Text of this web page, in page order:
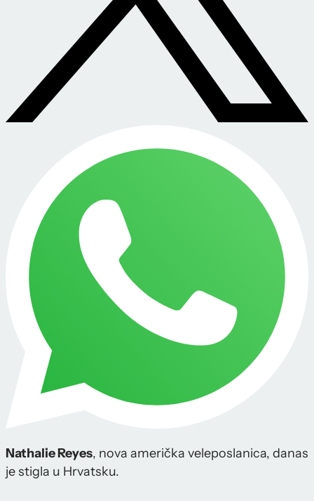
Nathalie Reyes, nova američka veleposlanica, danas
je stigla u Hrvatsku.